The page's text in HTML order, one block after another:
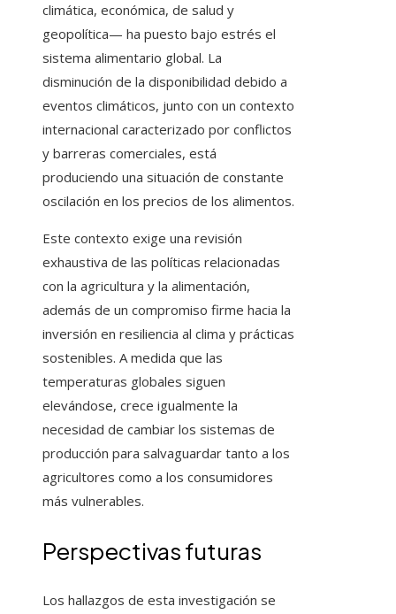
climática, económica, de salud y
geopolítica— ha puesto bajo estrés el
sistema alimentario global. La
disminución de la disponibilidad debido a
eventos climáticos, junto con un contexto
internacional caracterizado por conflictos
y barreras comerciales, está
produciendo una situación de constante
oscilación en los precios de los alimentos.
Este contexto exige una revisión
exhaustiva de las políticas relacionadas
con la agricultura y la alimentación,
además de un compromiso firme hacia la
inversión en resiliencia al clima y prácticas
sostenibles. A medida que las
temperaturas globales siguen
elevándose, crece igualmente la
necesidad de cambiar los sistemas de
producción para salvaguardar tanto a los
agricultores como a los consumidores
más vulnerables.
Perspectivas futuras
Los hallazgos de esta investigación se